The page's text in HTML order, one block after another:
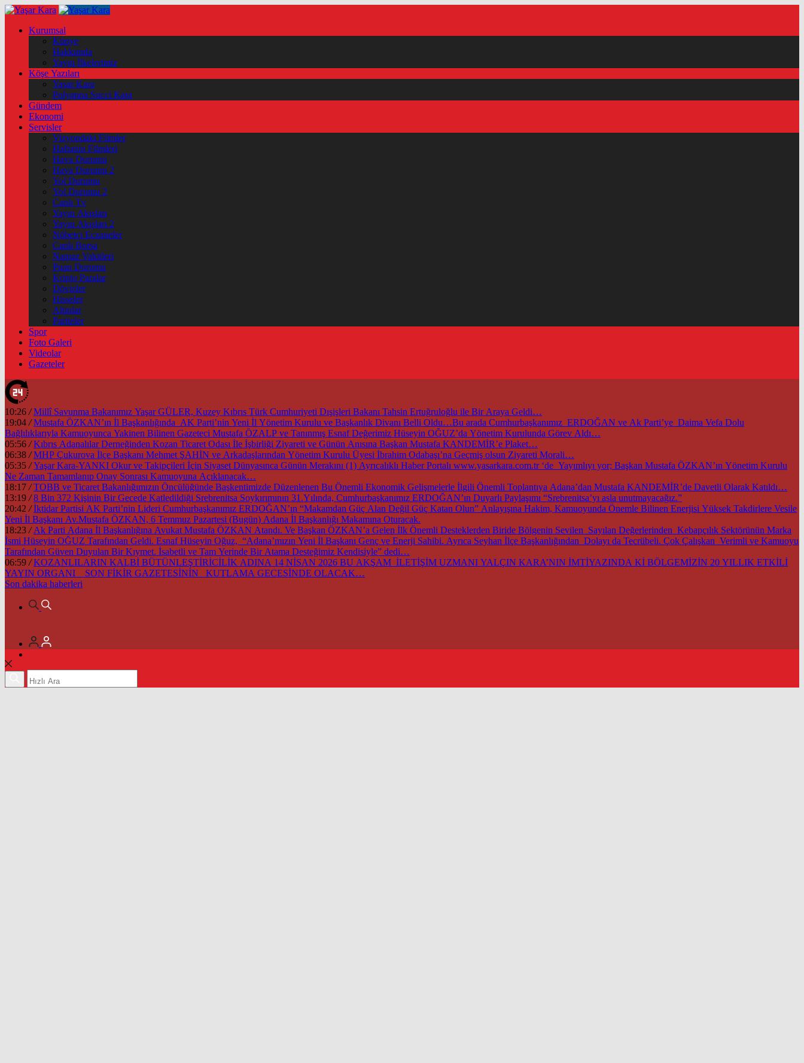
Kurumsal
Künye
Hakkımda
Yayın İlkelerimiz
Köşe Yazıları
Yaşar Kara
Polyanna Succi Kara
Gündem
Ekonomi
Servisler
Vizyondaki Filmler
Haftanin Filmleri
Hava Durumu
Hava Durumu 2
Yol Durumu
Yol Durumu 2
Canlı Tv
Yayın Akışları
Yayın Akışları 2
Nöbetçi Eczaneler
Canlı Borsa
Namaz Vakitleri
Puan Durumu
Kripto Paralar
Dövizler
Hisseler
Altınlar
Pariteler
Spor
Foto Galeri
Videolar
Gazeteler
10:26 / Millî Savunma Bakanımız Yaşar GÜLER, Kuzey Kıbrıs Türk Cumhuriyeti Dışişleri Bakanı Tahsin Ertuğruloğlu ile Bir Araya Geldi…
19:04 / Mustafa ÖZKAN’ın İl Başkanlığında AK Parti’nin Yeni İl Yönetim Kurulu ve Başkanlık Divanı Belli Oldu…Bu arada Cumhurbaşkanımız ERDOĞAN ve Ak Parti’ye Daima Vefa Dolu
Bağlılıklarıyla Kamuoyunca Yakinen Bilinen Gazeteci Mustafa ÖZALP ve Tanınmış Esnaf Değerimiz Hüseyin OĞUZ’da Yönetim Kurulunda Görev Aldı…
05:56 / Kıbrıs Adanalılar Derneğinden Kozan Ticaret Odası İle İşbirliği Ziyareti ve Günün Anısına Başkan Mustafa KANDEMİR’e Plaket…
06:38 / MHP Çukurova İlçe Başkanı Mehmet ŞAHİN ve Arkadaşlarından Yönetim Kurulu Üyesi İbrahim Odabaşı’na Geçmiş olsun Ziyareti Morali…
05:35 / Yaşar Kara-YANKI Okur ve Takipçileri İçin Siyaset Dünyasınca Günün Merakını (1) Ayrıcalıklı Haber Portalı www.yasarkara.com.tr ‘de Yayımlıyı yor; Başkan Mustafa ÖZKAN’ın Yönetim Kurulu
Ne Zaman Tamamlanıp Onay Sonrası Kamuoyuna Açıklanacak…
18:17 /
TOBB ve Ticaret Bakanlığımızın Öncülüğünde Başkentimizde Düzenlenen Bu Önemli Ekonomik Gelişmelerle İlgili Önemli Toplantıya Adana’dan Mustafa KANDEMİR’de Davetli Olarak Katıldı…
13:19 / 8 Bin 372 Kişinin Bir Gecede Katledildiği Srebrenitsa Soykırımının 31.Yılında, Cumhurbaşkanımız ERDOĞAN’ın Duyarlı Paylaşımı “Srebrenitsa’yı asla unutmayacağız.”
20:42 / İktidar Partisi AK Parti’nin Lideri Cumhurbaşkanımız ERDOĞAN’ın “Makamdan Güç Alan Değil Güç Katan Olun” Anlayışına Hakim, Kamuoyunda Önemle Bilinen Enerjisi Yüksek Takdirlere Vesile
Yeni İl Başkanı Av.Mustafa ÖZKAN, 6 Temmuz Pazartesi (Bugün) Adana İl Başkanlığı Makamına Oturacak.
18:23 / Ak Parti Adana İl Başkanlığına Avukat Mustafa ÖZKAN Atandı. Ve Başkan ÖZKAN’a Gelen İlk Önemli Desteklerden Biride Bölgenin Sevilen Sayılan Değerlerinden Kebapçılık Sektörünün Marka
İsmi Hüseyin OĞUZ Tarafından Geldi. Esnaf Hüseyin Oğuz, “Adana’mızın Yeni İl Başkanı Genç ve Enerji Sahibi. Ayrıca Seyhan İlçe Başkanlığından Dolayı da Tecrübeli. Çok Çalışkan Verimli ve Kamuoyu
Tarafından Güven Duyulan Bir Kıymet. İsabetli ve Tam Yerinde Bir Atama Desteğimiz Kendisiyle” dedi…
06:59 / KOZANLILARIN KALBİ BÜTÜNLEŞTİRİCİLİK ADINA 14 NİSAN 2026 BU AKŞAM İLETİŞİM UZMANI YALÇIN KARA’NIN İMTİYAZINDA Kİ BÖLGEMİZİN 20 YILLIK ETKİLİ
YAYIN ORGANI SON FİKİR GAZETESİNİN KUTLAMA GECESİNDE OLACAK…
Son dakika haberleri